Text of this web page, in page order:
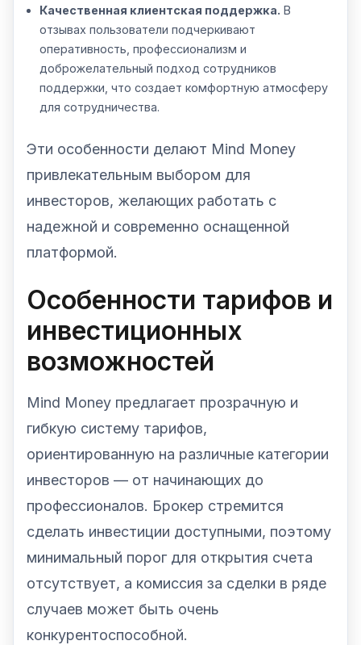
Качественная клиентская поддержка. В
отзывах пользователи подчеркивают
оперативность, профессионализм и
доброжелательный подход сотрудников
поддержки, что создает комфортную атмосферу
для сотрудничества.
Эти особенности делают Mind Money
привлекательным выбором для
инвесторов, желающих работать с
надежной и современно оснащенной
платформой.
Особенности тарифов и
инвестиционных
возможностей
Mind Money предлагает прозрачную и
гибкую систему тарифов,
ориентированную на различные категории
инвесторов — от начинающих до
профессионалов. Брокер стремится
сделать инвестиции доступными, поэтому
минимальный порог для открытия счета
отсутствует, а комиссия за сделки в ряде
случаев может быть очень
конкурентоспособной.